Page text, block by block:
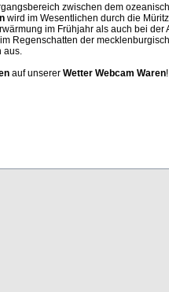
zwischen dem
wird im Wesentlichen durch die
im Frühjahr als auch bei
Regenschatten der
aus.
auf unserer Wetter Webcam Waren!